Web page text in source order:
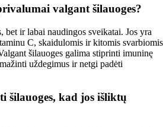
valgant šilauoges?
bet ir labai naudingos sveikatai. Jos yra
C, skaidulomis ir kitomis svarbiomis
šilauoges galima stiprinti imuninę
uždegimus ir netgi padėti
šilauoges, kad jos išliktų